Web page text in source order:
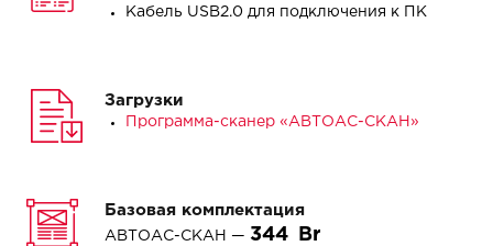
Кабель USB2.0 для подключения к ПК
Загрузки
Программа-сканер «АВТОАС-СКАН»
Базовая комплектация
АВТОАС-СКАН — 344